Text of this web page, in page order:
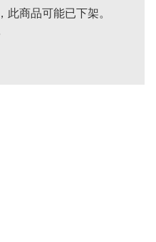
此商品可能已下架。